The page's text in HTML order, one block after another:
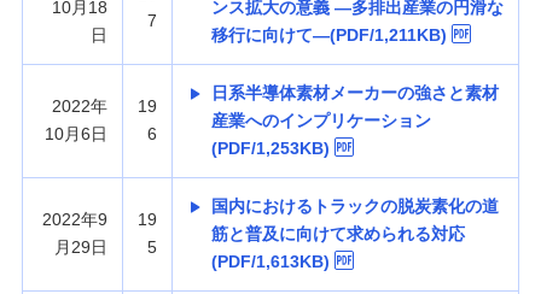
10月18
日
7
ンス拡大の意義 —多排出産業の円滑な
移行に向けて—(PDF/1,211KB)
2022年
10月6日
19
6
日系半導体素材メーカーの強さと素材
産業へのインプリケーション
(PDF/1,253KB)
2022年9
月29日
19
5
国内におけるトラックの脱炭素化の道
筋と普及に向けて求められる対応
(PDF/1,613KB)